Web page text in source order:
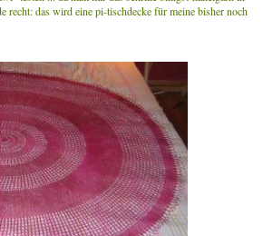
recht: das wird eine pi-tischdecke für meine bisher noch